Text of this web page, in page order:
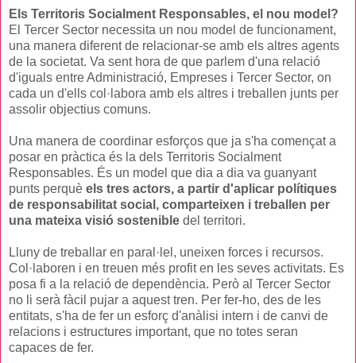
Els Territoris Socialment Responsables, el nou model?
El Tercer Sector necessita un nou model de funcionament,
una manera diferent de relacionar-se amb els altres agents
de la societat. Va sent hora de que parlem d'una relació
d'iguals entre Administració, Empreses i Tercer Sector, on
cada un d'ells col·labora amb els altres i treballen junts per
assolir objectius comuns.
Una manera de coordinar esforços que ja s'ha començat a
posar en pràctica és la dels Territoris Socialment
Responsables. És un model que dia a dia va guanyant
punts perquè els tres actors, a partir d'aplicar polítiques
de responsabilitat social, comparteixen i treballen per
una mateixa visió sostenible del territori.
Lluny de treballar en paral·lel, uneixen forces i recursos.
Col·laboren i en treuen més profit en les seves activitats. Es
posa fi a la relació de dependència. Però al Tercer Sector
no li serà fàcil pujar a aquest tren. Per fer-ho, des de les
entitats, s'ha de fer un esforç d'anàlisi intern i de canvi de
relacions i estructures important, que no totes seran
capaces de fer.